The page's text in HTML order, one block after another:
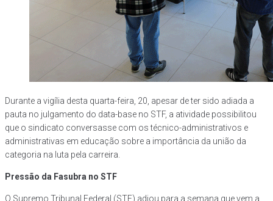
Durante a vigília desta quarta-feira, 20, apesar de ter sido adiada a
pauta no julgamento do data-base no STF, a atividade possibilitou
que o sindicato conversasse com os técnico-administrativos e
administrativas em educação sobre a importância da união da
categoria na luta pela carreira.
Pressão da Fasubra no STF
O Supremo Tribunal Federal (STF) adiou para a semana que vem a